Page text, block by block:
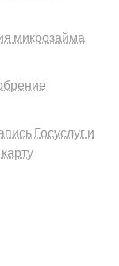
микрозайма
Госуслуг и